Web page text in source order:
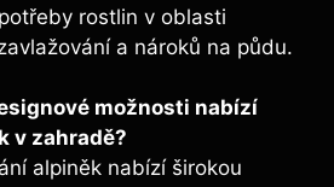
rostlin v oblasti
a nároků na půdu.
možnosti nabízí
v zahradě?
alpiněk nabízí širokou